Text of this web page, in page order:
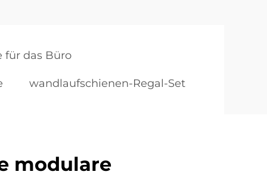
für das Büro
wandlaufschienen-Regal-Set
modulare